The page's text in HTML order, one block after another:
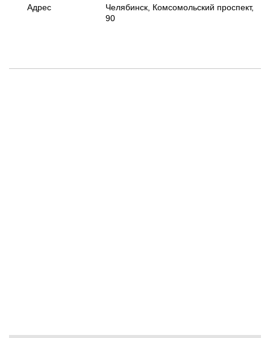
Адрес
Челябинск, Комсомольский проспект,
90